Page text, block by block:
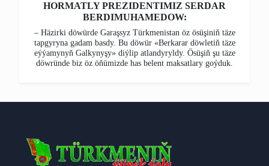
HORMATLY PREZIDENTIMIZ SERDAR
BERDIMUHAMEDOW:
– Häzirki döwürde Garaşsyz Türkmenistan öz ösüşiniň täze
tapgyryna gadam basdy. Bu döwür «Berkarar döwletiň täze
eýýamynyň Galkynyşy» diýlip atlandyryldy. Ösüşiň şu täze
döwründe biz öz öňümizde has belent maksatlary goýduk.